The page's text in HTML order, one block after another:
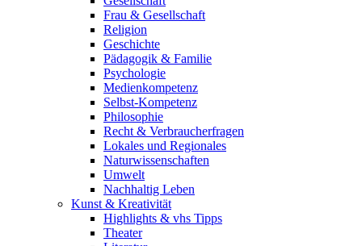
Frau & Gesellschaft
Religion
Geschichte
Pädagogik & Familie
Psychologie
Medienkompetenz
Selbst-Kompetenz
Philosophie
Recht & Verbraucherfragen
Lokales und Regionales
Naturwissenschaften
Umwelt
Nachhaltig Leben
Kunst & Kreativität
Highlights & vhs Tipps
Theater